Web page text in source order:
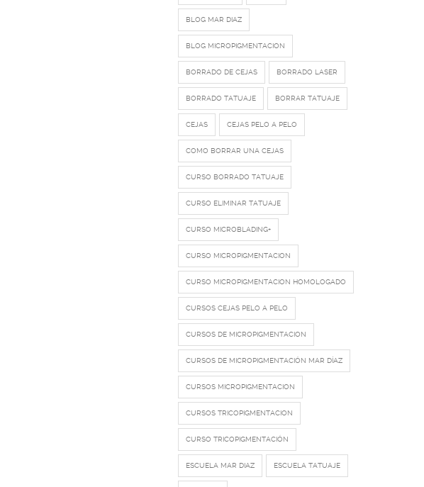
BLOG MAR DIAZ
BLOG MICROPIGMENTACION
BORRADO DE CEJAS BORRADO LASER
BORRADO TATUAJE BORRAR TATUAJE
CEJAS CEJAS PELO A PELO
COMO BORRAR UNA CEJAS
CURSO BORRADO TATUAJE
CURSO ELIMINAR TATUAJE
CURSO MICROBLADING+
CURSO MICROPIGMENTACION
CURSO MICROPIGMENTACION HOMOLOGADO
CURSOS CEJAS PELO A PELO
CURSOS DE MICROPIGMENTACION
CURSOS DE MICROPIGMENTACIÓN MAR DÍAZ
CURSOS MICROPIGMENTACION
CURSOS TRICOPIGMENTACION
CURSO TRICOPIGMENTACIÓN
ESCUELA MAR DIAZ ESCUELA TATUAJE